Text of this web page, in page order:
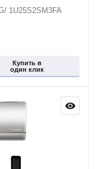
1U25S2SM3FA
Купить в
один клик